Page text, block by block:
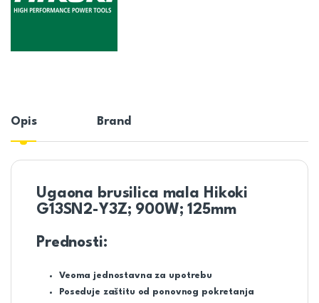
Opis Brand
Ugaona brusilica mala Hikoki
G13SN2-Y3Z; 900W; 125mm
Prednosti:
Veoma jednostavna za upotrebu
Poseduje zaštitu od ponovnog pokretanja